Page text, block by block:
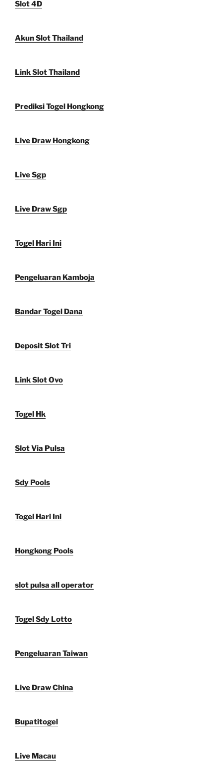
Slot 4D
Akun Slot Thailand
Link Slot Thailand
Prediksi Togel Hongkong
Live Draw Hongkong
Live Sgp
Live Draw Sgp
Togel Hari Ini
Pengeluaran Kamboja
Bandar Togel Dana
Deposit Slot Tri
Link Slot Ovo
Togel Hk
Slot Via Pulsa
Sdy Pools
Togel Hari Ini
Hongkong Pools
slot pulsa all operator
Togel Sdy Lotto
Pengeluaran Taiwan
Live Draw China
Bupatitogel
Live Macau